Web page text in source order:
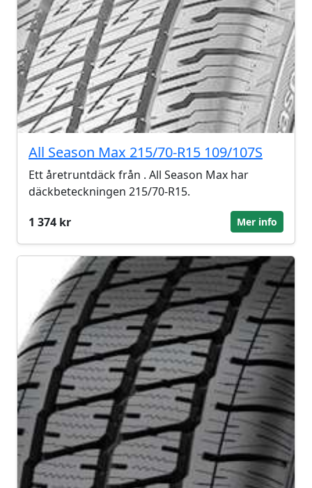
All Season Max 215/70-R15 109/107S
Ett åretruntdäck från . All Season Max har
däckbeteckningen 215/70-R15.
1 374 kr
Mer info